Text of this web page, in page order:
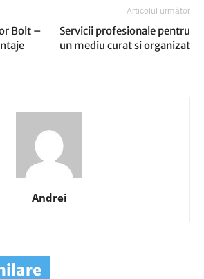
Bolt –
Articolul următor
Servicii profesionale pentru
un mediu curat si organizat
Andrei